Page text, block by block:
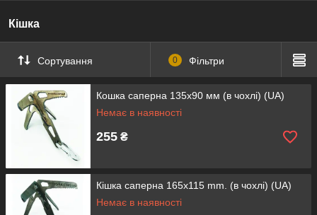
Кішка
Сортування 0 Фільтри
Кошка саперна 135x90 мм (в чохлі) (UA)
Немає в наявності
255 ₴
Кішка саперна 165x115 mm. (в чохлі) (UA)
Немає в наявності